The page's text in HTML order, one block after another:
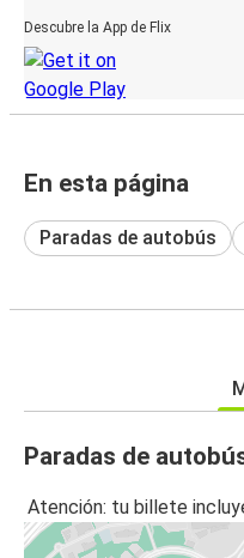
Descubre la App de Flix
En esta página
Paradas de autobús
Paradas de
Atención: tu billete